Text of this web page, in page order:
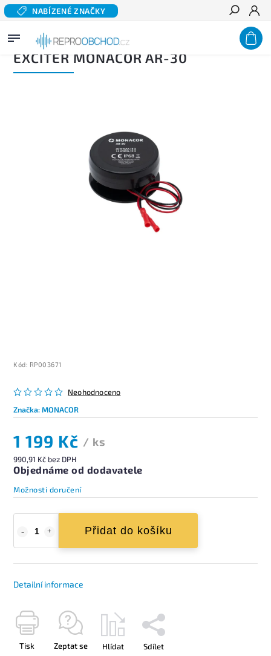
NABÍZENÉ ZNAČKY
Hledat
Domů/ Domácí audio/Excitery a basové pumpy Exciter MONACOR AR-30
EXCITER MONACOR AR-30
Kód: RP003671
Neohodnoceno
Značka:MONACOR
1 199 Kč / ks
990,91 Kč bez DPH
Objednáme od dodavatele
Možnosti doručení
Přidat do košíku
Detailní informace
Tisk Zeptat se Hlídat Sdílet